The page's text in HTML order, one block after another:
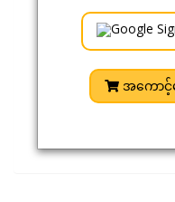
အကောင့်